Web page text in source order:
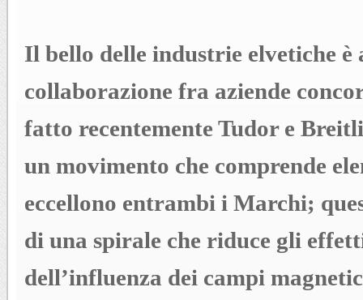
Il bello delle industrie elvetiche è
collaborazione fra aziende
fatto recentemente Tudor e
un movimento che comprende
eccellono entrambi i Marchi;
di una spirale che riduce gli
dell’influenza dei campi